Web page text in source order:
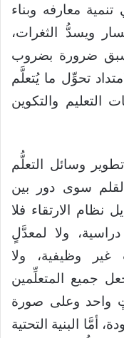
معارفه وبناء
ويسدُّ الثغرات،
ضرورة بضروب
تحوِّل ما يُتعلَّم
والتكوين
وسائل التعلُّم
سوى دور بين
نظام الارتقاء فلا
ولا لمعدَّلٍ
غير وظيفية، ولا
جميع المتعلِّمين
واحد وعلى صورة
أمَّا البنية التحتية